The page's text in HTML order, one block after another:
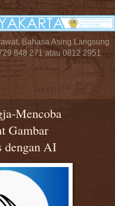
Bahasa Asing Langsung
848 271 atau 0812 2951
Mencoba
Gambar
dengan AI